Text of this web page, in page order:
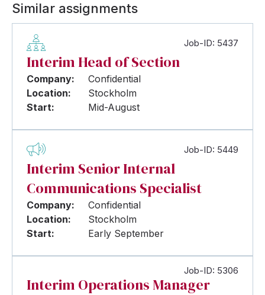
Similar assignments
Job-ID: 5437
Interim Head of Section
Company:
Confidential
Location:
Stockholm
Start:
Mid-August
Job-ID: 5449
Interim Senior Internal
Communications Specialist
Company:
Confidential
Location:
Stockholm
Start:
Early September
Job-ID: 5306
Interim Operations Manager